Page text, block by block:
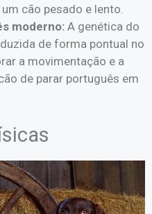
cão pesado e lento.
moderno: A genética do
de forma pontual no
a movimentação e a
de parar português em